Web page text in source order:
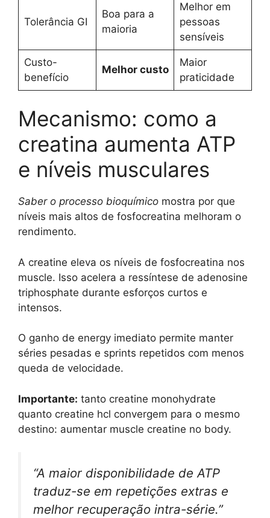
Tolerância GI
Boa para a
maioria
Melhor em
pessoas
sensíveis
Custo-
benefício
Melhor custo
Maior
praticidade
Mecanismo: como a
creatina aumenta ATP
e níveis musculares
Saber o processo bioquímico mostra por que
níveis mais altos de fosfocreatina melhoram o
rendimento.
A creatine eleva os níveis de fosfocreatina nos
muscle. Isso acelera a ressíntese de adenosine
triphosphate durante esforços curtos e
intensos.
O ganho de energy imediato permite manter
séries pesadas e sprints repetidos com menos
queda de velocidade.
Importante: tanto creatine monohydrate
quanto creatine hcl convergem para o mesmo
destino: aumentar muscle creatine no body.
“A maior disponibilidade de ATP
traduz-se em repetições extras e
melhor recuperação intra-série.”